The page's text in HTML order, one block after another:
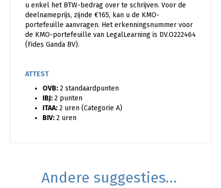
u enkel het BTW-bedrag over te schrijven. Voor de
deelnameprijs, zijnde €165, kan u de KMO-
portefeuille aanvragen. Het erkenningsnummer voor
de KMO-portefeuille van LegalLearning is DV.O222464
(Fides Ganda BV).
ATTEST
OVB:2 standaardpunten
IBJ:2 punten
ITAA:2 uren (Categorie A)
BIV:2 uren
Andere suggesties…